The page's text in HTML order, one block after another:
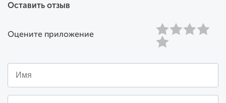
спрятан в календарь, и менеджеру нужно
время перезвона. У нас все иначе.
Автоматическая постановка задач
задач, видит сколько у него поставлено задач на
конкретную дату и время и может договорится
с клиентом на максимально удобное время.
Оставить отзыв
Оцените приложение